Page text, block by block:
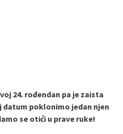
24. rođendan pa je zaista
datum poklonimo jedan njen
se otići u prave ruke!